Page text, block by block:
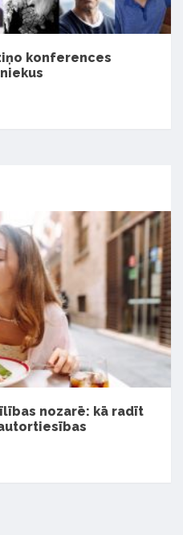
konferences
nozarē: kā radīt